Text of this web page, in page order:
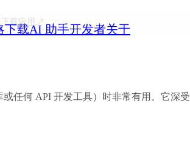
下载AI 助手开发者关于
载应用
任何 API 开发工具）时非常有用。它深受